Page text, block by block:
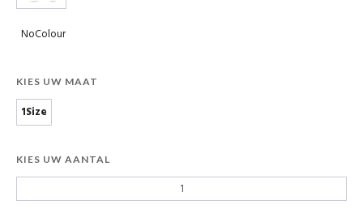
NoColour
KIES UW MAAT
1Size
KIES UW AANTAL